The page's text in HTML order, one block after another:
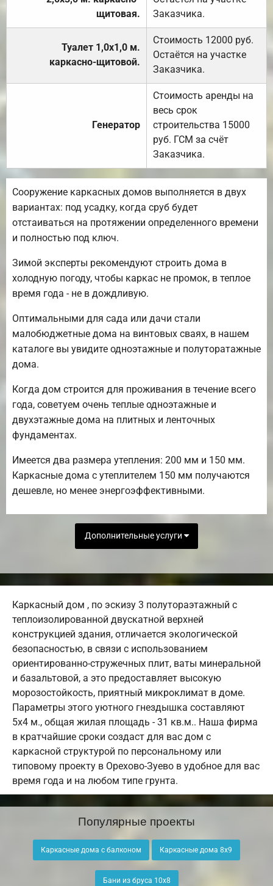
щитовая.
Заказчика.
Туалет 1,0х1,0 м.
каркасно-щитовой.
Стоимость 12000 руб.
Остаётся на участке
Заказчика.
Генератор
Стоимость аренды на
весь срок
строительства 15000
руб. ГСМ за счёт
Заказчика.
Сооружение каркасных домов выполняется в двух
вариантах: под усадку, когда сруб будет
отстаиваться на протяжении определенного времени
и полностью под ключ.
Зимой эксперты рекомендуют строить дома в
холодную погоду, чтобы каркас не промок, в теплое
время года - не в дождливую.
Оптимальными для сада или дачи стали
малобюджетные дома на винтовых сваях, в нашем
каталоге вы увидите одноэтажные и полуторатажные
дома.
Когда дом строится для проживания в течение всего
года, советуем очень теплые одноэтажные и
двухэтажные дома на плитных и ленточных
фундаментах.
Имеется два размера утепления: 200 мм и 150 мм.
Каркасные дома с утеплителем 150 мм получаются
дешевле, но менее энергоэффективными.
Дополнительные услуги
Каркасный дом , по эскизу 3 полутораэтажный с
теплоизолированной двускатной верхней
конструкцией здания, отличается экологической
безопасностью, в связи с использованием
ориентированно-стружечных плит, ваты минеральной
и базальтовой, а это предоставляет высокую
морозостойкость, приятный микроклимат в доме.
Параметры этого уютного гнездышка составляют
5х4 м., общая жилая площадь - 31 кв.м.. Наша фирма
в кратчайшие сроки создаст для вас дом с
каркасной структурой по персональному или
типовому проекту в Орехово-Зуево в удобное для вас
время года и на любом типе грунта.
Популярные проекты
Каркасные дома с балконом Каркасные дома 8х9
Бани из бруса 10х8